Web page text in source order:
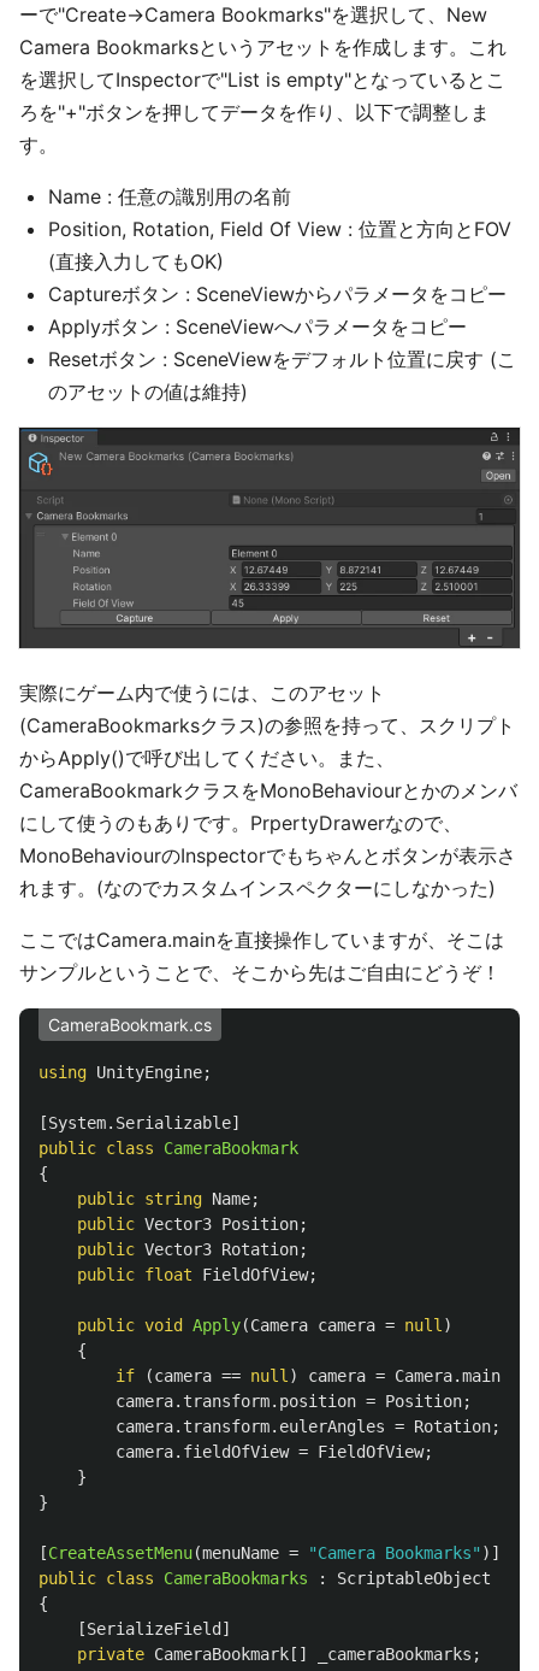
ーで"Create→Camera Bookmarks"を選択して、New
Camera Bookmarksというアセットを作成します。これ
を選択してInspectorで"List is empty"となっているとこ
ろを"+"ボタンを押してデータを作り、以下で調整しま
す。
Name : 任意の識別用の名前
Position, Rotation, Field Of View : 位置と方向とFOV
(直接入力してもOK)
Captureボタン : SceneViewからパラメータをコピー
Applyボタン : SceneViewへパラメータをコピー
Resetボタン : SceneViewをデフォルト位置に戻す (こ
のアセットの値は維持)
実際にゲーム内で使うには、このアセット
(CameraBookmarksクラス)の参照を持って、スクリプト
からApply()で呼び出してください。また、
CameraBookmarkクラスをMonoBehaviourとかのメンバ
にして使うのもありです。PrpertyDrawerなので、
MonoBehaviourのInspectorでもちゃんとボタンが表示さ
れます。(なのでカスタムインスペクターにしなかった)
ここではCamera.mainを直接操作していますが、そこは
サンプルということで、そこから先はご自由にどうぞ！
CameraBookmark.cs
using UnityEngine;
[System. Serializable]
public class
CameraBookmark
{
public string Name;
public Vector3 Position;
public Vector3 Rotation;
public float FieldOfView;
public void Apply(Camera camera = null )
{
if
(camera == null ) camera = Camera.main
camera. transform. position = Position;
camera. transform. eulerAngles = Rotation;
camera. fieldOfView = FieldOfView;
}
}
[CreateAssetMenu(menuName = "Camera Bookmarks" )]
public class CameraBookmarks :
ScriptableObject
{
[SerializeField ]
private CameraBookmark [] _cameraBookmarks ;